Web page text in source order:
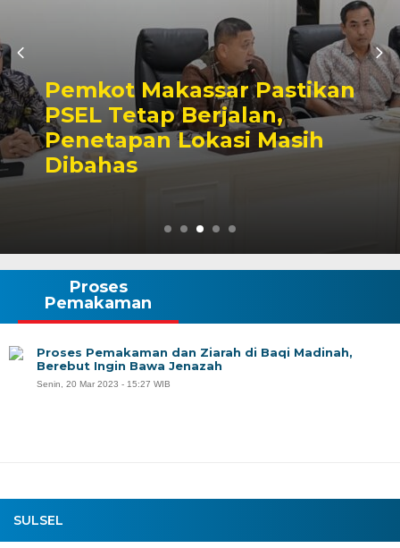
Pemkot Makassar Pastikan
PSEL Tetap Berjalan,
Penetapan Lokasi Masih
Dibahas
SULSEL
Proses
Pemakaman
Proses Pemakaman dan Ziarah di Baqi Madinah,
Berebut Ingin Bawa Jenazah
Senin, 20 Mar 2023 - 15:27 WIB